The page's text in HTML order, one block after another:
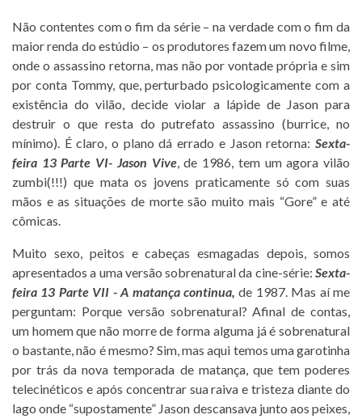
Não contentes com o fim da série – na verdade com o fim da
maior renda do estúdio – os produtores fazem um novo filme,
onde o assassino retorna, mas não por vontade própria e sim
por conta Tommy, que, perturbado psicologicamente com a
existência do vilão, decide violar a lápide de Jason para
destruir o que resta do putrefato assassino (burrice, no
mínimo). É claro, o plano dá errado e Jason retorna: Sexta-
feira 13 Parte VI- Jason Vive, de 1986, tem um agora vilão
zumbi(!!!) que mata os jovens praticamente só com suas
mãos e as situações de morte são muito mais “Gore” e até
cômicas.
Muito sexo, peitos e cabeças esmagadas depois, somos
apresentados a uma versão sobrenatural da cine-série: Sexta-
feira 13 Parte VII - A matança continua, de 1987. Mas aí me
perguntam: Porque versão sobrenatural? Afinal de contas,
um homem que não morre de forma alguma já é sobrenatural
o bastante, não é mesmo? Sim, mas aqui temos uma garotinha
por trás da nova temporada de matança, que tem poderes
telecinéticos e após concentrar sua raiva e tristeza diante do
lago onde “supostamente” Jason descansava junto aos peixes,